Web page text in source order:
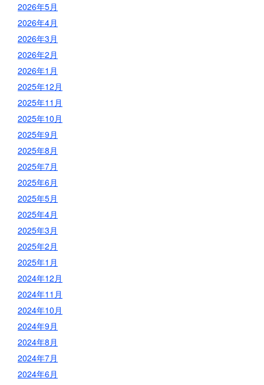
2026年5月
2026年4月
2026年3月
2026年2月
2026年1月
2025年12月
2025年11月
2025年10月
2025年9月
2025年8月
2025年7月
2025年6月
2025年5月
2025年4月
2025年3月
2025年2月
2025年1月
2024年12月
2024年11月
2024年10月
2024年9月
2024年8月
2024年7月
2024年6月